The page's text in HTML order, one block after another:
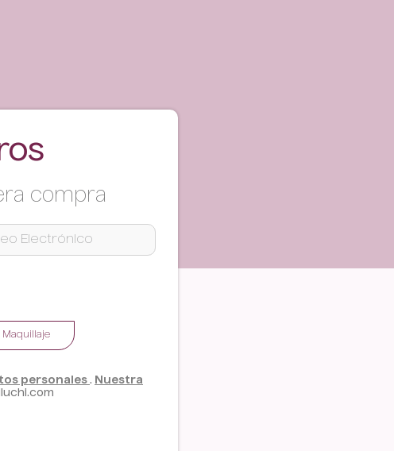
compra
Maquillaje
personales . Nuestra